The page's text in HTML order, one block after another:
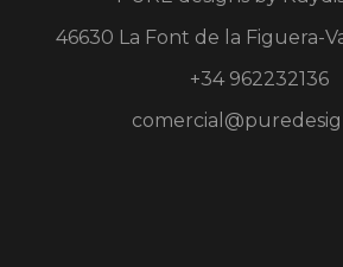
46630 La Font de la Figuera-
+34 962232136